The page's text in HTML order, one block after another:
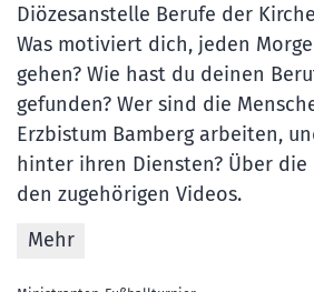
Diözesanstelle Berufe der
Was motiviert dich, jeden
gehen? Wie hast du deinen
gefunden? Wer sind die
Erzbistum Bamberg arbeiten,
hinter ihren Diensten? Über die
den zugehörigen Videos.
Mehr